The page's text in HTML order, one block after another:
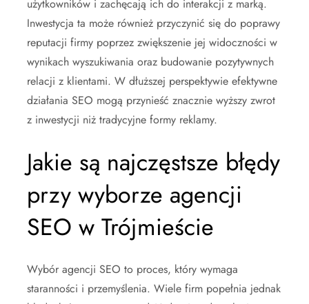
użytkowników i zachęcają ich do interakcji z marką.
Inwestycja ta może również przyczynić się do poprawy
reputacji firmy poprzez zwiększenie jej widoczności w
wynikach wyszukiwania oraz budowanie pozytywnych
relacji z klientami. W dłuższej perspektywie efektywne
działania SEO mogą przynieść znacznie wyższy zwrot
z inwestycji niż tradycyjne formy reklamy.
Jakie są najczęstsze błędy
przy wyborze agencji
SEO w Trójmieście
Wybór agencji SEO to proces, który wymaga
staranności i przemyślenia. Wiele firm popełnia jednak